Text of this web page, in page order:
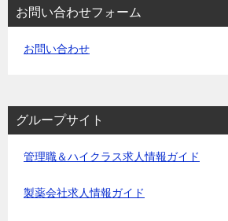
お問い合わせフォーム
お問い合わせ
グループサイト
管理職＆ハイクラス求人情報ガイド
製薬会社求人情報ガイド